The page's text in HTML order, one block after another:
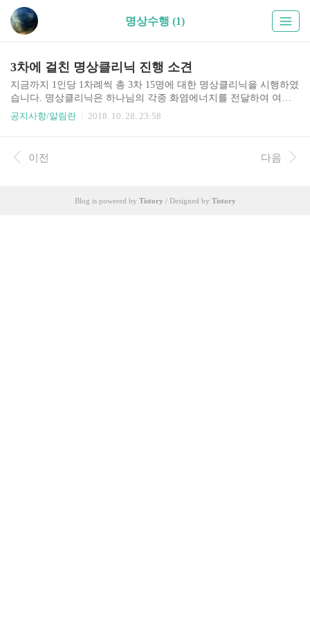
명상수행 (1)
3차에 걸친 명상클리닉 진행 소견
지금까지 1인당 1차례씩 총 3차 15명에 대한 명상클리닉을 시행하였
습니다. 명상클리닉은 하나님의 각종 화염에너지를 전달하여 여러
분이 가지고 있는 오라장을 교정하는 치유프로그램입니다. 오라장
공지사항/알림란 2018. 10. 28. 23:58
이전 다음
Blog is powered by Tistory / Designed by Tistory